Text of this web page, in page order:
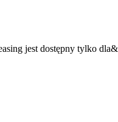
jest dostępny tylko